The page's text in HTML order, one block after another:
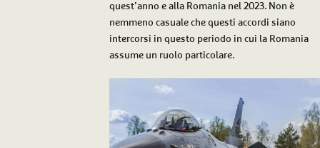
quest’anno e alla Romania nel 2023. Non è
nemmeno casuale che questi accordi siano
intercorsi in questo periodo in cui la Romania
assume un ruolo particolare.